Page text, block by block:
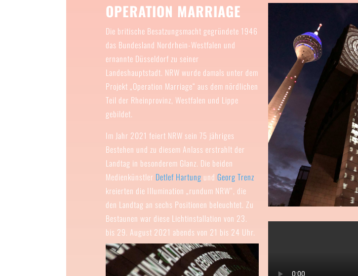
OPERATION MARRIAGE
Die britische Besatzungsmacht gegründete 1946
das Bundesland Nordrhein-Westfalen und
ernannte Düsseldorf zu seiner
Landeshauptstadt. NRW wurde damals unter dem
Projekt „Operation Marriage“ aus dem nördlichen
Teil der Rheinprovinz, Westfalen und Lippe
gebildet.
Im Jahr 2021 feiert NRW sein 75 jähriges
Bestehen und zu diesem Anlass erstrahlt der
Landtag in besonderem Glanz. Die beiden
Medienkünstler Detlef Hartung undGeorg Trenz
kreierten die Illumination „rundum NRW“, die
den Landtag an sechs Positionen beleuchtet. Zu
Bestaunen war diese Lichtinstallation von 23.
bis 29. August 2021 abends von 21 bis 24 Uhr.